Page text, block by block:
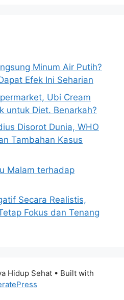
Minum Air Putih?
Efek Ini Seharian
Ubi Cream
untuk Diet. Benarkah?
Disorot Dunia, WHO
Tambahan Kasus
Malam terhadap
Secara Realistis,
Fokus dan Tenang
Hidup Sehat • Built with